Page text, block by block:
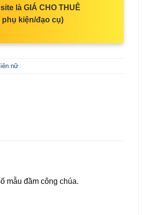
là GIÁ CHO THUÊ
phụ kiện/đạo cụ)
nữ
mẫu đầm công chúa.